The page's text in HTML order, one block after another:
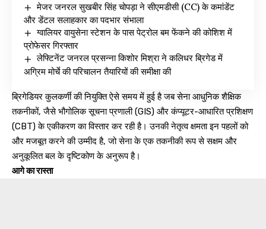
मेजर जनरल सुखबीर सिंह चोपड़ा ने सीएमडीसी (CC) के कमांडेंट
और डेंटल सलाहकार का पदभार संभाला
ग्वालियर वायुसेना स्टेशन के पास पेट्रोल बम फेंकने की कोशिश में
प्रोफेसर गिरफ्तार
लेफ्टिनेंट जनरल प्रसन्ना किशोर मिश्रा ने कलिधर ब्रिगेड में
अग्रिम मोर्चे की परिचालन तैयारियों की समीक्षा की
ब्रिगेडियर कुलकर्णी की नियुक्ति ऐसे समय में हुई है जब सेना आधुनिक शैक्षिक
तकनीकों, जैसे भौगोलिक सूचना प्रणाली (GIS) और कंप्यूटर-आधारित प्रशिक्षण
(CBT) के एकीकरण का विस्तार कर रही है। उनकी नेतृत्व क्षमता इन पहलों को
और मजबूत करने की उम्मीद है, जो सेना के एक तकनीकी रूप से सक्षम और
अनुकूलित बल के दृष्टिकोण के अनुरूप है।
आगे का रास्ता